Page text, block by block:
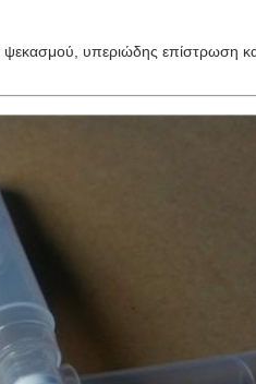
υπεριώδης επίστρωση